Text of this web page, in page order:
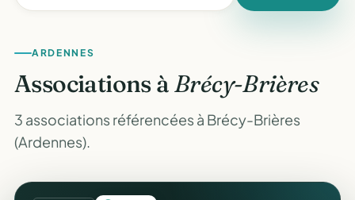
ARDENNES
Associations àBrécy-Brières
3 associations référencées à Brécy-Brières
(Ardennes).